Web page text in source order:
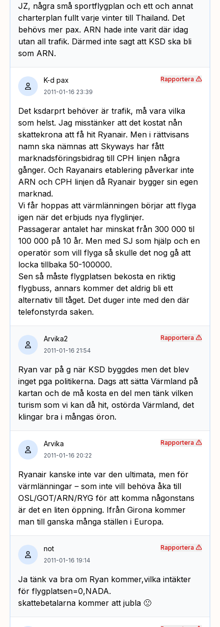
JZ, några små sportflygplan och ett och annat
charterplan fullt varje vinter till Thailand. Det
behövs mer pax. ARN hade inte varit där idag
utan all trafik. Därmed inte sagt att KSD ska bli
som ARN.
K-d pax
2011-01-16 23:39
Det ksdarprt behöver är trafik, må vara vilka
som helst. Jag misstänker att det kostat nån
skattekrona att få hit Ryanair. Men i rättvisans
namn ska nämnas att Skyways har fått
marknadsföringsbidrag till CPH linjen några
gånger. Och Rayanairs etablering påverkar inte
ARN och CPH linjen då Ryanair bygger sin egen
marknad.
Vi får hoppas att värmlänningen börjar att flyga
igen när det erbjuds nya flyglinjer.
Passagerar antalet har minskat från 300 000 til
100 000 på 10 år. Men med SJ som hjälp och en
operatör som vill flyga så skulle det nog gå att
locka tillbaka 50-100000.
Sen så måste flygplatsen bekosta en riktig
flygbuss, annars kommer det aldrig bli ett
alternativ till tåget. Det duger inte med den där
telefonstyrda saken.
Rapportera
Arvika2
2011-01-16 21:54
Ryan var på g när KSD byggdes men det blev
inget pga politikerna. Dags att sätta Värmland på
kartan och de må kosta en del men tänk vilken
turism som vi kan då hit, ostörda Värmland, det
klingar bra i mångas öron.
Rapportera
Arvika
2011-01-16 20:22
Ryanair kanske inte var den ultimata, men för
värmlänningar – som inte vill behöva åka till
OSL/GOT/ARN/RYG för att komma någonstans
är det en liten öppning. Ifrån Girona kommer
man till ganska många ställen i Europa.
Rapportera
not
2011-01-16 19:14
Ja tänk va bra om Ryan kommer,vilka intäkter
för flygplatsen=0,NADA.
skattebetalarna kommer att jubla 🙁
Rapportera